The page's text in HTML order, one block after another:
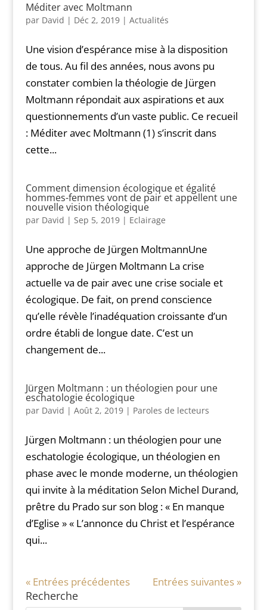
Méditer avec Moltmann
par David | Déc 2, 2019| Actualités
Une vision d’espérance mise à la disposition
de tous. Au fil des années, nous avons pu
constater combien la théologie de Jürgen
Moltmann répondait aux aspirations et aux
questionnements d’un vaste public. Ce recueil
: Méditer avec Moltmann (1) s’inscrit dans
cette...
Comment dimension écologique et égalité
hommes-femmes vont de pair et appellent une
nouvelle vision théologique
par David | Sep 5, 2019| Eclairage
Une approche de Jürgen MoltmannUne
approche de Jürgen Moltmann La crise
actuelle va de pair avec une crise sociale et
écologique. De fait, on prend conscience
qu’elle révèle l’inadéquation croissante d’un
ordre établi de longue date. C’est un
changement de...
Jürgen Moltmann : un théologien pour une
eschatologie écologique
par David | Août 2, 2019| Paroles de lecteurs
Jürgen Moltmann : un théologien pour une
eschatologie écologique, un théologien en
phase avec le monde moderne, un théologien
qui invite à la méditation Selon Michel Durand,
prêtre du Prado sur son blog : « En manque
d’Eglise » « L’annonce du Christ et l’espérance
qui...
« Entrées précédentes Entrées suivantes »
Recherche